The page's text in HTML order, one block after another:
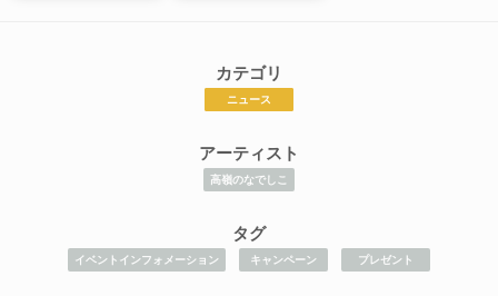
カテゴリ
ニュース
アーティスト
高嶺のなでしこ
タグ
イベントインフォメーション キャンペーン プレゼント